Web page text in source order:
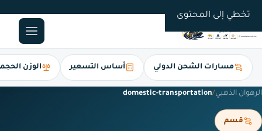
تخطي إلى المحتوى
مسارات الشحن الدولي أساس التسعير الوزن
الرهوان الذهبي/
domestic-transportation
قسم